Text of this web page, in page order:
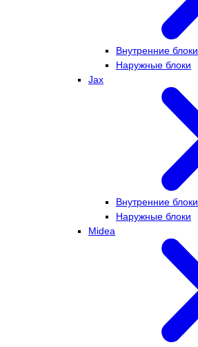
Внутренние блоки
Наружные блоки
Jax
Внутренние блоки
Наружные блоки
Midea